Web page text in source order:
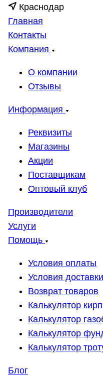
Краснодар
Главная
Контакты
Компания
О компании
Отзывы
Информация
Реквизиты
Магазины
Акции
Поставщикам
Оптовый клуб
Производители
Услуги
Помощь
Условия оплаты
Условия доставки
Возврат товаров
Калькулятор
Калькулятор
Калькулятор
Калькулятор
Блог